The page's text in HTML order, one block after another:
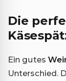
Die
Ein gutes
Unterschied.